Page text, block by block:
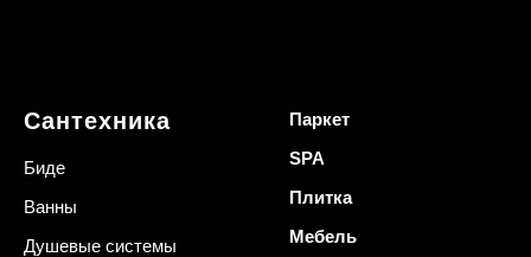
Сантехника
Биде
Ванны
Душевые системы
Паркет
SPA
Плитка
Мебель